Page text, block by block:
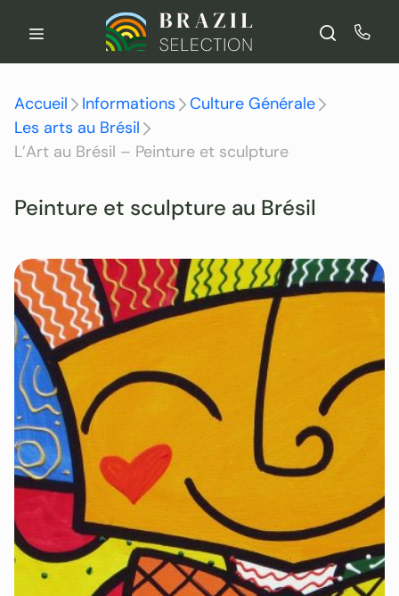
Peinture et sculpture au Brésil
Accueil Informations
Culture Générale
Les arts au Brésil
L’Art au Brésil – Peinture et sculpture